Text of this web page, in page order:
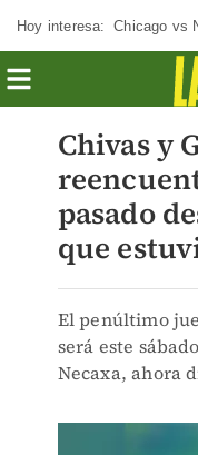
Hoy interesa: Chicago vs
Chivas y
pasado
que
El penúltimo
será este
Necaxa, ahora